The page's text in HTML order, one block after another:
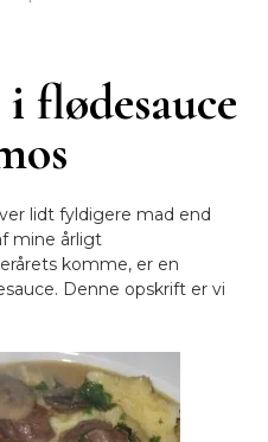
flødesauce
lidt fyldigere mad end
mine årligt
komme, er en
Denne opskrift er vi